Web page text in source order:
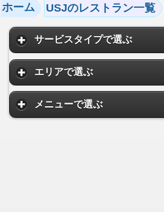
ホーム USJのレストラン一覧
サービスタイプで選ぶ
エリアで選ぶ
メニューで選ぶ